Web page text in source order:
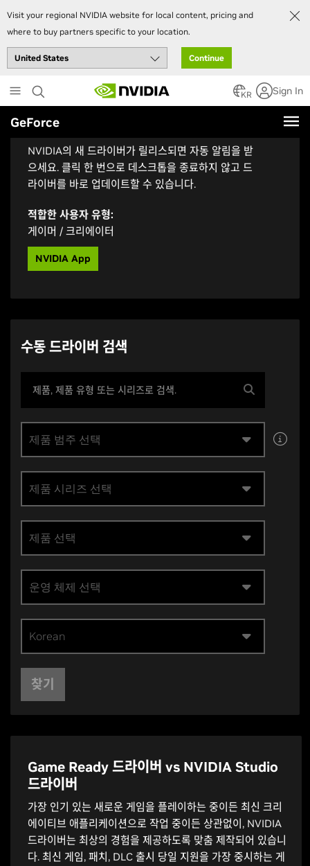
Visit your regional NVIDIA website for local content, pricing and
where to buy partners specific to your location.
Continue
to
main
content
KR Sign In
GeForce
자동 드라이버 업데이트 받기
NVIDIA의 새 드라이버가 릴리스되면 자동 알림을 받
으세요. 클릭 한 번으로 데스크톱을 종료하지 않고 드
라이버를 바로 업데이트할 수 있습니다.
적합한 사용자 유형:
게이머 / 크리에이터
NVIDIA App
수동 드라이버 검색
제품 범주 선택
제품 시리즈 선택
제품 선택
운영 체제 선택
Korean
찾기
Game Ready 드라이버 vs NVIDIA Studio
드라이버
가장 인기 있는 새로운 게임을 플레이하는 중이든 최신 크리
에이티브 애플리케이션으로 작업 중이든 상관없이, NVIDIA
드라이버는 최상의 경험을 제공하도록 맞춤 제작되어 있습니
다. 최신 게임, 패치, DLC 출시 당일 지원을 가장 중시하는 게